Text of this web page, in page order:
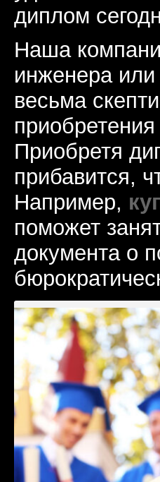
диплом
Наша
инженера
весьма
Приобретя
прибавится,
Например,
поможет
документа о